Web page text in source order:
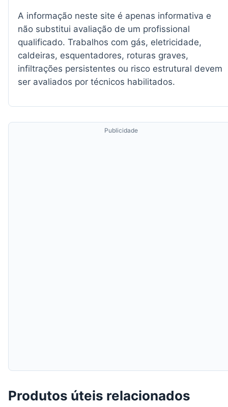
A informação neste site é apenas informativa e
não substitui avaliação de um profissional
qualificado. Trabalhos com gás, eletricidade,
caldeiras, esquentadores, roturas graves,
infiltrações persistentes ou risco estrutural devem
ser avaliados por técnicos habilitados.
Publicidade
Produtos úteis relacionados